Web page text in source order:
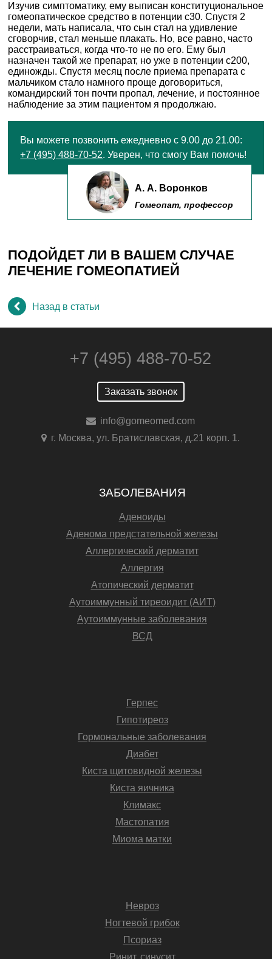
Изучив симптоматику, ему выписан конституциональное
гомеопатическое средство в потенции с30. Спустя 2
недели, мать написала, что сын стал на удивление
сговорчив, стал меньше плакать. Но, все равно, часто
расстраиваться, когда что-то не по его. Ему был
назначен такой же препарат, но уже в потенции с200,
единожды. Спустя месяц после приема препарата с
мальчиком стало намного проще договориться,
командирский тон почти пропал, лечение, и постоянное
наблюдение за этим пациентом я продолжаю.
Вы можете позвонить ежедневно с 9.00 до 21.00:
+7 (495) 488-70-52. Уверен, что смогу Вам помочь!
А. А. Воронков
Гомеопат, профессор
ПОДОЙДЕТ ЛИ В ВАШЕМ СЛУЧАЕ
ЛЕЧЕНИЕ ГОМЕОПАТИЕЙ
Назад в статьи
+7 (495) 488-70-52
Заказать звонок
info@gomeomed.com
г. Москва, ул. Братиславская, д.21 корп. 1.
ЗАБОЛЕВАНИЯ
Аденоиды
Аденома предстательной железы
Аллергический дерматит
Аллергия
Атопический дерматит
Аутоиммунный тиреоидит (АИТ)
Аутоиммунные заболевания
ВСД
Герпес
Гипотиреоз
Гормональные заболевания
Диабет
Киста щитовидной железы
Киста яичника
Климакс
Мастопатия
Миома матки
Невроз
Ногтевой грибок
Псориаз
Ринит, синусит